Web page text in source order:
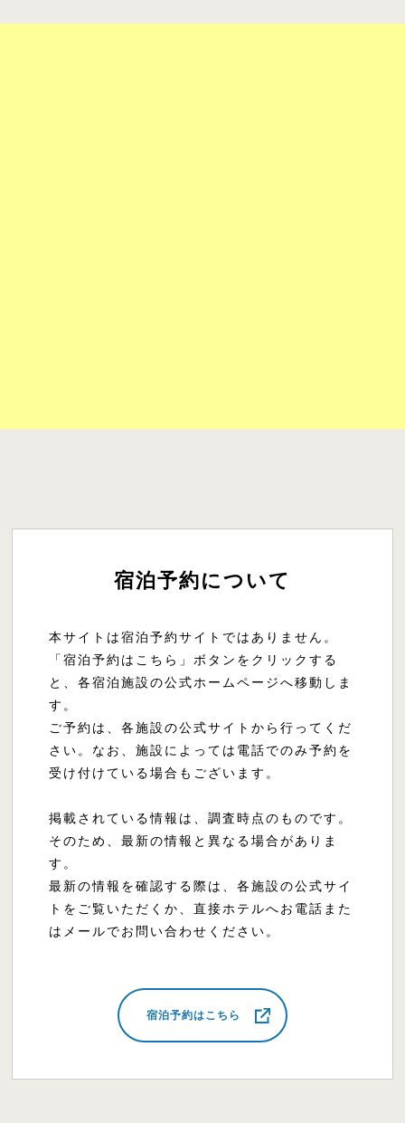
宿泊予約について
本サイトは宿泊予約サイトではありません。
「宿泊予約はこちら」ボタンをクリックする
と、各宿泊施設の公式ホームページへ移動しま
す。
ご予約は、各施設の公式サイトから行ってくだ
さい。なお、施設によっては電話でのみ予約を
受け付けている場合もございます。
掲載されている情報は、調査時点のものです。
そのため、最新の情報と異なる場合がありま
す。
最新の情報を確認する際は、各施設の公式サイ
トをご覧いただくか、直接ホテルへお電話また
はメールでお問い合わせください。
宿泊予約はこちら